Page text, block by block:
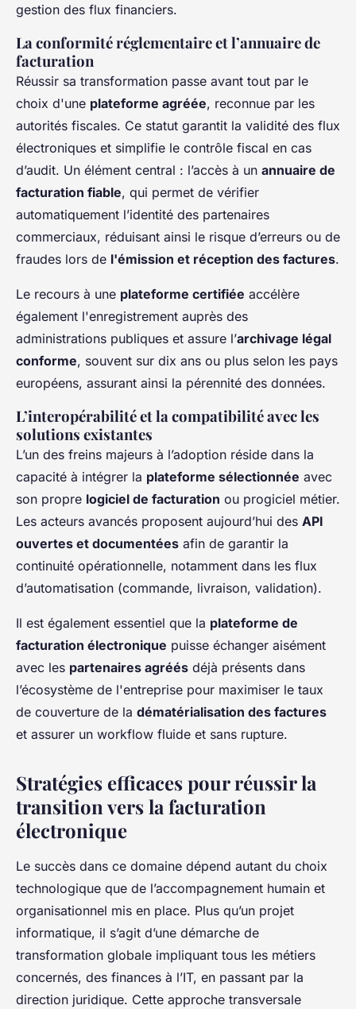
gestion des flux financiers.
La conformité réglementaire et l’annuaire de
facturation
Réussir sa transformation passe avant tout par le
choix d'une plateforme agréée, reconnue par les
autorités fiscales. Ce statut garantit la validité des flux
électroniques et simplifie le contrôle fiscal en cas
d’audit. Un élément central : l’accès à un annuaire de
facturation fiable, qui permet de vérifier
automatiquement l’identité des partenaires
commerciaux, réduisant ainsi le risque d’erreurs ou de
fraudes lors de l'émission et réception des factures.
Le recours à une plateforme certifiée accélère
également l'enregistrement auprès des
administrations publiques et assure l’archivage légal
conforme, souvent sur dix ans ou plus selon les pays
européens, assurant ainsi la pérennité des données.
L’interopérabilité et la compatibilité avec les
solutions existantes
L’un des freins majeurs à l’adoption réside dans la
capacité à intégrer la plateforme sélectionnée avec
son propre logiciel de facturation ou progiciel métier.
Les acteurs avancés proposent aujourd’hui des API
ouvertes et documentées afin de garantir la
continuité opérationnelle, notamment dans les flux
d’automatisation (commande, livraison, validation).
Il est également essentiel que la plateforme de
facturation électronique puisse échanger aisément
avec les partenaires agréés déjà présents dans
l’écosystème de l'entreprise pour maximiser le taux
de couverture de la dématérialisation des factures
et assurer un workflow fluide et sans rupture.
Stratégies efficaces pour réussir la
transition vers la facturation
électronique
Le succès dans ce domaine dépend autant du choix
technologique que de l’accompagnement humain et
organisationnel mis en place. Plus qu’un projet
informatique, il s’agit d’une démarche de
transformation globale impliquant tous les métiers
concernés, des finances à l’IT, en passant par la
direction juridique. Cette approche transversale